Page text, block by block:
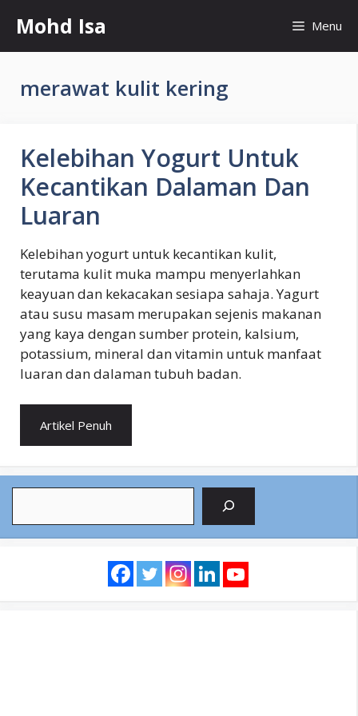
content
Mohd Isa Menu
merawat kulit kering
Kelebihan Yogurt Untuk
Kecantikan Dalaman Dan
Luaran
Kelebihan yogurt untuk kecantikan kulit,
terutama kulit muka mampu menyerlahkan
keayuan dan kekacakan sesiapa sahaja. Yagurt
atau susu masam merupakan sejenis makanan
yang kaya dengan sumber protein, kalsium,
potassium, mineral dan vitamin untuk manfaat
luaran dan dalaman tubuh badan.
Artikel Penuh